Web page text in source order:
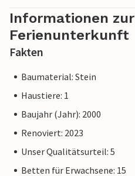
Informationen zur
Ferienunterkunft
Fakten
Baumaterial: Stein
Haustiere: 1
Baujahr (Jahr): 2000
Renoviert: 2023
Unser Qualitätsurteil: 5
Betten für Erwachsene: 15